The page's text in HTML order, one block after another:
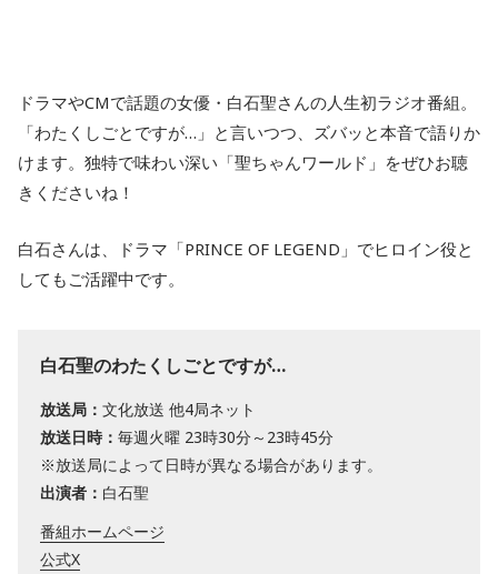
ドラマやCMで話題の女優・白石聖さんの人生初ラジオ番組。
「わたくしごとですが…」と言いつつ、ズバッと本音で語りか
けます。独特で味わい深い「聖ちゃんワールド」をぜひお聴
きくださいね！
白石さんは、ドラマ「PRINCE OF LEGEND」でヒロイン役と
してもご活躍中です。
白石聖のわたくしごとですが…
放送局： 文化放送 他4局ネット
放送日時： 毎週火曜 23時30分～23時45分
※放送局によって日時が異なる場合があります。
出演者： 白石聖
番組ホームページ
公式X